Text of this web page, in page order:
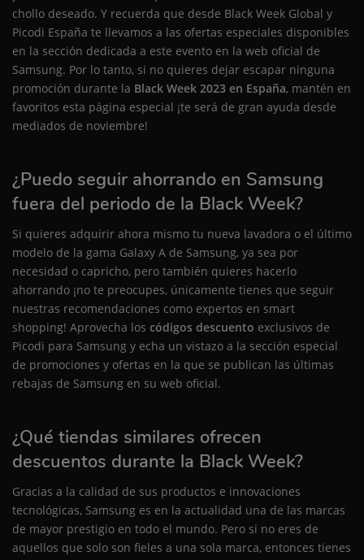
chollo deseado. Y recuerda que desde Black Week Global y
Picodi España te llevamos a las ofertas especiales disponibles
en la sección dedicada a este evento en la web oficial de
Samsung. Por lo tanto, si no quieres dejar escapar ninguna
promoción durante la Black Week 2023 en España, mantén en
favoritos esta página especial ¡te será de gran ayuda desde
mediados de noviembre!
¿Puedo seguir ahorrando en Samsung
fuera del periodo de la Black Week?
Si quieres adquirir ahora mismo tu nueva lavadora o el último
modelo de la gama Galaxy A de Samsung, ya sea por
necesidad o capricho, pero también quieres hacerlo
ahorrando ¡no te preocupes, únicamente tienes que seguir
nuestras recomendaciones como expertos en smart
shopping! Aprovecha los códigos descuento exclusivos de
Picodi para Samsung y echa un vistazo a la sección especial
de promociones y ofertas en la que se publican las últimas
rebajas de Samsung en su web oficial.
¿Qué tiendas similares ofrecen
descuentos durante la Black Week?
Gracias a la calidad de sus productos e innovaciones
tecnológicas, Samsung es en la actualidad una de las marcas
de mayor prestigio en todo el mundo. Pero si no eres de
aquellos que solo son fieles a una sola marca, entonces tienes